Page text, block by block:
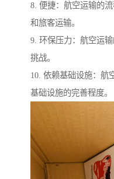
8. 便捷：航空运输的
和旅客运输。
9. 环保压力：航空运
挑战。
10. 依赖基础设施：航
基础设施的完善程度。